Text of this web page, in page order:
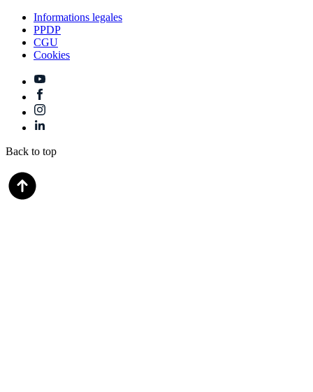
Informations legales
PPDP
CGU
Cookies
Back to top